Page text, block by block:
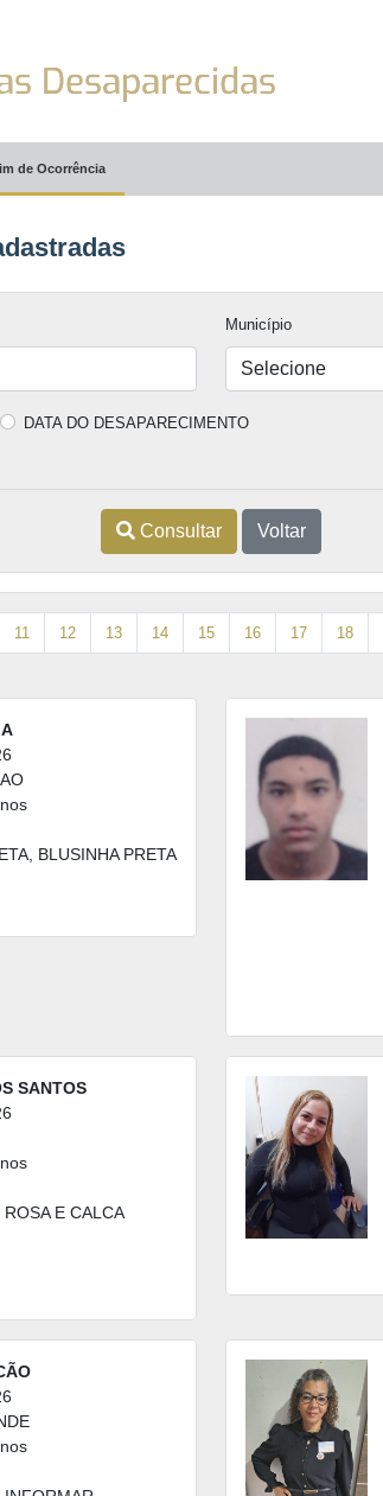
de Ocorrência
Município
DATA DO DESAPARECIMENTO
Consultar Voltar
11 12 13 14 15 16 17 18
BLUSINHA PRETA
SANTOS
E CALCA